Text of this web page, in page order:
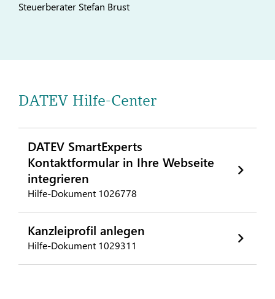
Steuerberater Stefan Brust
DATEV Hilfe-Center
DATEV SmartExperts
Kontaktformular in Ihre Webseite
integrieren
Hilfe-Dokument 1026778
Kanzleiprofil anlegen
Hilfe-Dokument 1029311